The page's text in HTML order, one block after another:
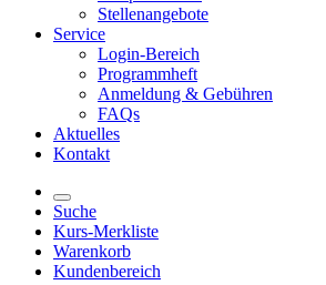
Stellenangebote
Service
Login-Bereich
Programmheft
Anmeldung & Gebühren
FAQs
Aktuelles
Kontakt
Suche
Kurs-Merkliste
Warenkorb
Kundenbereich